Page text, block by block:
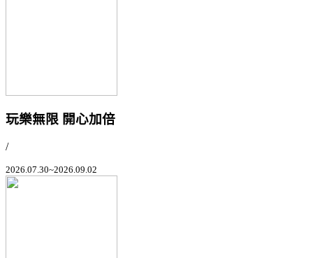
玩樂無限 開心加倍
/
2026.07.30~2026.09.02